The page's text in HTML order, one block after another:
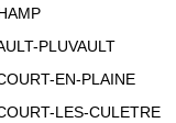
PLUVAULT
EN-PLAINE
LES-CULETRE